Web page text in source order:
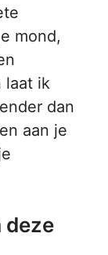
mond,
laat ik
dan
aan je
deze